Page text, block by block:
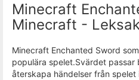
Minecraft
Minecraft -
Minecraft Enchanted Sword
populära spelet.Svärdet passar
återskapa händelser från